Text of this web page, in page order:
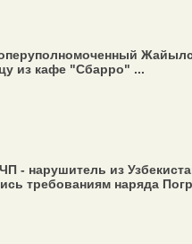
из кафе "Сбарро" ...
- нарушитель из
требованиям наряда